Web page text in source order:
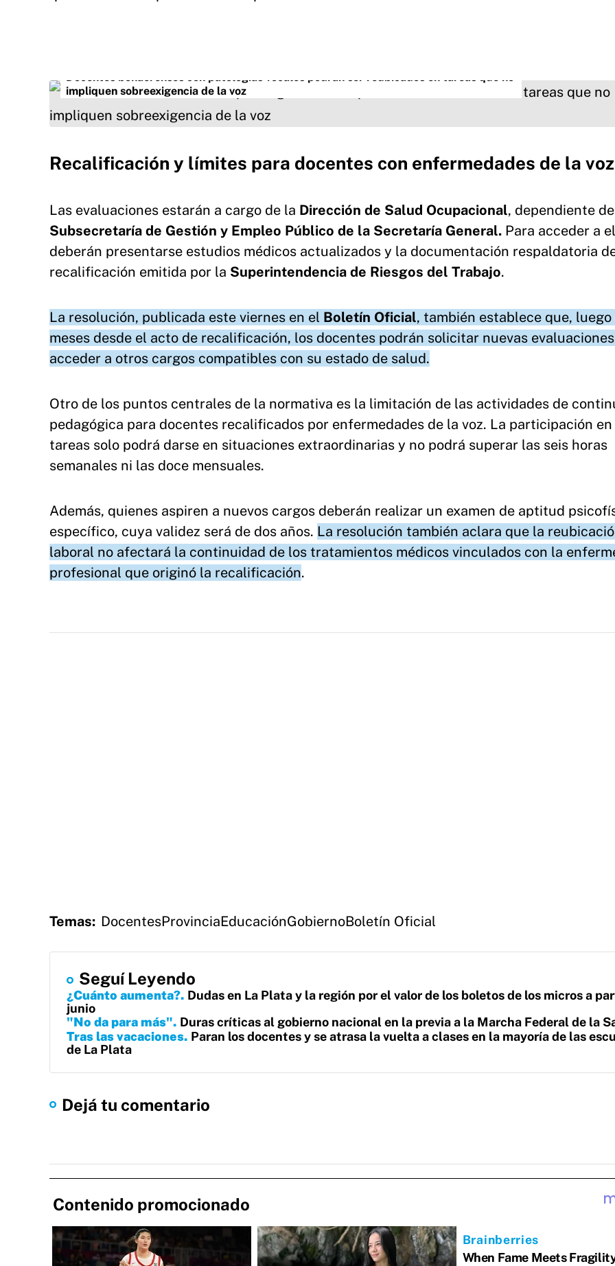
Docentes bonaerenses con patologías vocales podrán ser reubicados en tareas que no
impliquen sobreexigencia de la voz
Recalificación y límites para docentes con enfermedades de la voz
Las evaluaciones estarán a cargo de la Dirección de Salud Ocupacional, dependiente
Subsecretaría de Gestión y Empleo Público de la Secretaría General. Para acceder a
deberán presentarse estudios médicos actualizados y la documentación respaldatoria
recalificación emitida por la Superintendencia de Riesgos del Trabajo.
La resolución, publicada este viernes en el Boletín Oficial, también establece que, luego
meses desde el acto de recalificación, los docentes podrán solicitar nuevas
acceder a otros cargos compatibles con su estado de salud.
Otro de los puntos centrales de la normativa es la limitación de las actividades de
pedagógica para docentes recalificados por enfermedades de la voz. La participación en
tareas solo podrá darse en situaciones extraordinarias y no podrá superar las seis horas
semanales ni las doce mensuales.
Además, quienes aspiren a nuevos cargos deberán realizar un examen de aptitud
específico, cuya validez será de dos años. La resolución también aclara que la
laboral no afectará la continuidad de los tratamientos médicos vinculados con la
profesional que originó la recalificación.
Temas: DocentesProvinciaEducaciónGobiernoBoletín Oficial
Seguí Leyendo
¿Cuánto aumenta? Dudas en La Plata y la región por el valor de los boletos de los micros a
junio
"No da para más" Duras críticas al gobierno nacional en la previa a la Marcha Federal de la
Tras las vacaciones Paran los docentes y se atrasa la vuelta a clases en la mayoría de las
de La Plata
Dejá tu comentario